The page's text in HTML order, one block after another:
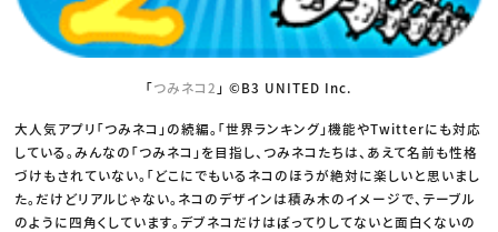
「つみネコ2 」 ©B3 UNITED Inc.
大人気アプリ「つみネコ」の続編。「世界ランキング」機能やTwitterにも対応
している。みんなの「つみネコ」を目指し、つみネコたちは、あえて名前も性格
づけもされていない。「どこにでもいるネコのほうが絶対に楽しいと思いまし
た。だけどリアルじゃない。ネコのデザインは積み木のイメージで、テーブル
のように四角くしています。デブネコだけはぽってりしてないと面白くないの